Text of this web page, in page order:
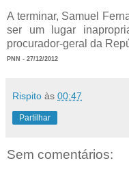
A terminar, Samuel
ser um lugar
procurador-geral da
PNN - 27/12/2012
Rispito às 00:47
Partilhar
Sem comentários: